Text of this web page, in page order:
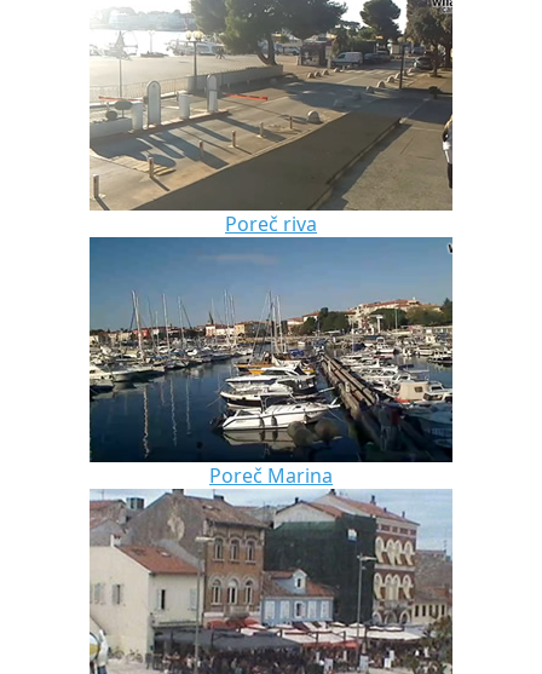
Poreč riva
Poreč Marina